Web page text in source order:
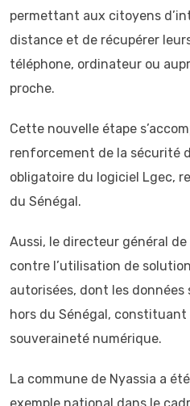
permettant aux citoyens
distance et de récupérer
téléphone, ordinateur ou
proche.
Cette nouvelle étape
renforcement de la sécurité
obligatoire du logiciel Lgec,
du Sénégal.
Aussi, le directeur général de
contre l’utilisation de
autorisées, dont les
hors du Sénégal, constituant
souveraineté numérique.
La commune de Nyassia a